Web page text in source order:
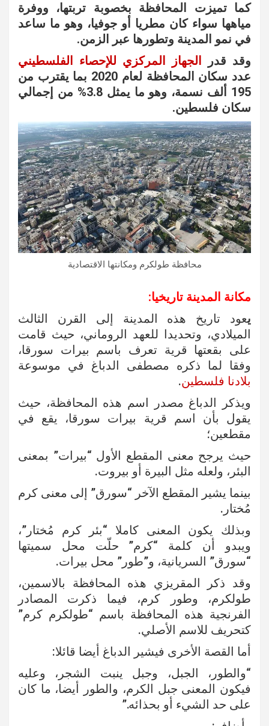
كما تميزت المحافظة بخصوبة تربتها، ووفرة
مياهها سواء كان مطريا أو جوفيا، وهو ما ساعد
في نمو المدينة وتطورها عبر الزمن.
وقد قدر
الجهاز المركزي للإحصاء الفلسطيني
عدد سكان المحافظة لعام 2020 بما يقترب من
195 ألف نسمة، وهو ما يمثل 3.8% من إجمالي
سكان فلسطين.
محافظة طولكرم ومكانتها الاقتصادية
مكانة المدينة تاريخيا:
يعود تاريخ هذه المدينة إلى القرن الثالث
الميلادي، وتحديدا للعهد الروماني، حيث قامت
على بقعتها قرية تعرف باسم بيرات سورقا،
وفقا لما ذكره مصطفى الدباغ في موسوعة
بلادنا فلسطين.
ويذكر الدباغ مصدر اسم هذه المحافظة، حيث
يقول بأن اسم قرية بيرات سورقا، يقع في
مقطعين؛
حيث يرجح معنى المقطع الأول “بيرات” بمعنى
البئر، ولعله مثل البيرة أو بيروت.
بينما يشير المقطع الآخر “سورق” إلى معنى كرم
مُختار.
وبذلك يكون المعنى كاملا “بئر كرم مُختار”،
ويبدو أن كلمة “كرم” حلّت محل سميتها
“سورق” السريانية، و”طور” محل بيرات.
وقد ذكر المقريزي هذه المحافظة بالاسمين،
طولكرم، وطور كرم، فيما ذكرت المصادر
الفرنجية هذه المحافظة باسم “طولكرم كرم”
كتحريف للاسم الأصلي.
أما القصة الأخرى فيشير الدباغ أيضا قائلا:
“والطور، الجبل، وجبل ينبت الشجر، وعليه
فيكون المعنى جبل الكرم، والطور أيضا، ما كان
على حد الشيء أو بحذائه.”